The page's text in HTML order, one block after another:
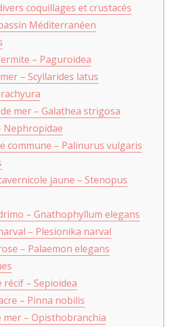
coquillages et crustacés
Méditerranéen
– Paguroidea
– Scyllarides latus
mer – Galathea strigosa
Nephropidae
commune – Palinurus vulgaris
jaune – Stenopus
– Gnathophyllum elegans
– Plesionika narval
– Palaemon elegans
récif – Sepioidea
– Pinna nobilis
mer – Opisthobranchia